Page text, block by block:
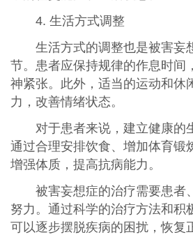
4. 生活方式调整
生活方式的调整也是被害妄
节。患者应保持规律的作息时间
神紧张。此外，适当的运动和休
力，改善情绪状态。
对于患者来说，建立健康的
通过合理安排饮食、增加体育锻
增强体质，提高抗病能力。
被害妄想症的治疗需要患者
努力。通过科学的治疗方法和积
可以逐步摆脱疾病的困扰，恢复